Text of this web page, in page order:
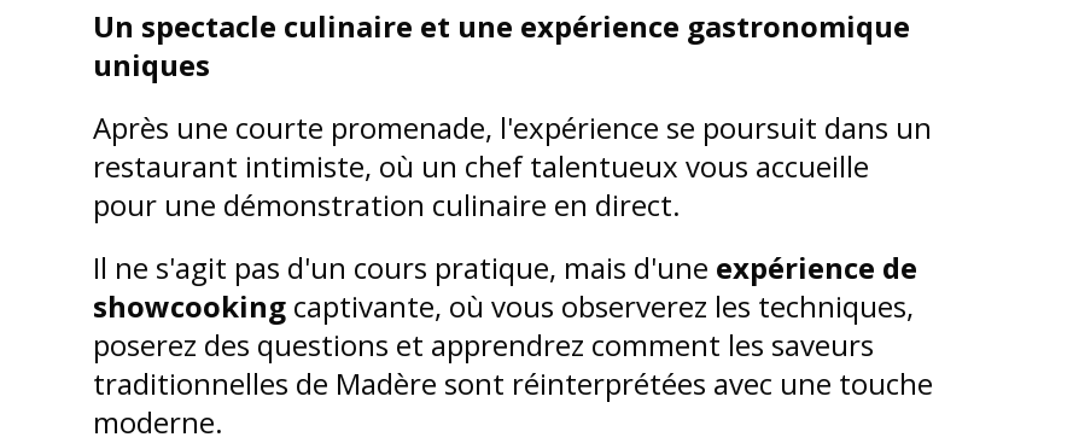
Un spectacle culinaire et une expérience gastronomique
uniques
Après une courte promenade, l'expérience se poursuit dans un
restaurant intimiste, où un chef talentueux vous accueille
pour une démonstration culinaire en direct.
Il ne s'agit pas d'un cours pratique, mais d'une expérience de
showcooking captivante, où vous observerez les techniques,
poserez des questions et apprendrez comment les saveurs
traditionnelles de Madère sont réinterprétées avec une touche
moderne.